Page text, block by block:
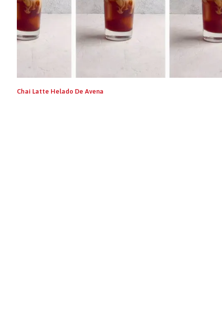
Chai Latte Helado De Avena